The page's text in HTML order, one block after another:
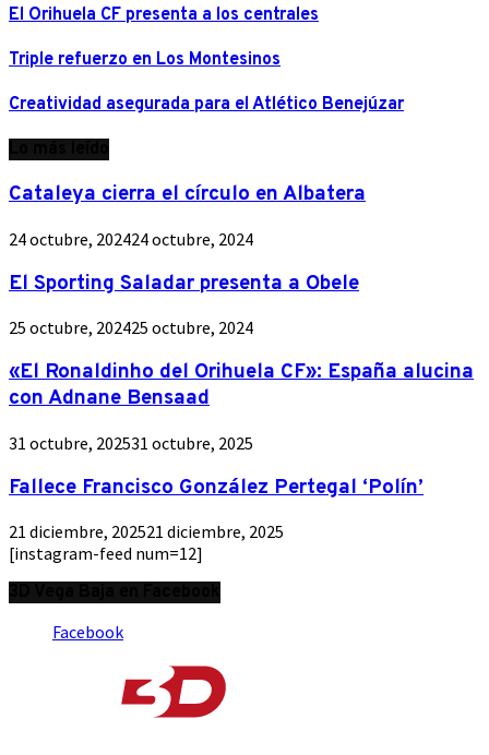
El Orihuela CF presenta a los centrales
Triple refuerzo en Los Montesinos
Creatividad asegurada para el Atlético Benejúzar
Cataleya cierra el círculo en Albatera
24 octubre, 202424 octubre, 2024
El Sporting Saladar presenta a Obele
25 octubre, 202425 octubre, 2024
«El Ronaldinho del Orihuela CF»: España alucina
con Adnane Bensaad
31 octubre, 202531 octubre, 2025
Fallece Francisco González Pertegal ‘Polín’
21 diciembre, 202521 diciembre, 2025
[instagram-feed num=12]
Facebook